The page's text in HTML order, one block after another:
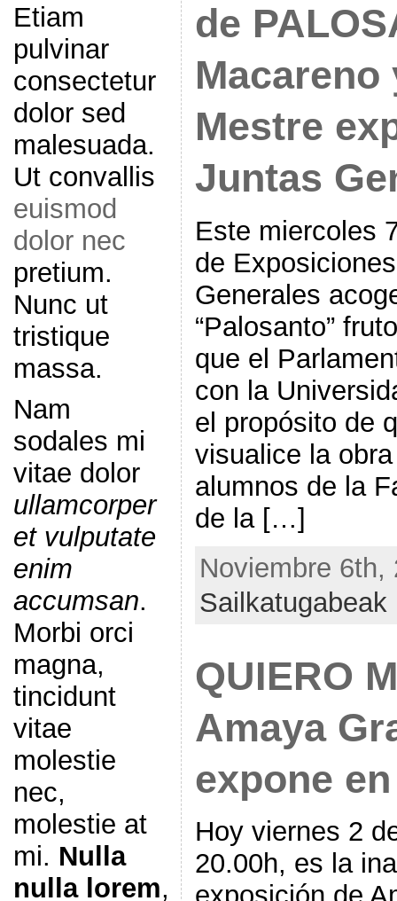
Etiam
pulvinar
consectetur
dolor sed
malesuada.
Ut convallis
euismod
dolor nec
pretium.
Nunc ut
tristique
massa.
Nam
sodales mi
vitae dolor
ullamcorper
et vulputate
enim
accumsan.
Morbi orci
magna,
tincidunt
vitae
molestie
nec,
molestie at
mi. Nulla
nulla lorem,
de
Macareno
Mestre
Juntas
Este miercoles
de
Generales
“Palosanto”
que el
con la
el propósito de
visualice la
alumnos de la
de la […]
Noviembre 6th,
Sailkatugabeak
QUIERO
Amaya
expone
Hoy viernes 2
20.00h, es la